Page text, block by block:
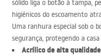
sólido liga o botão à tampa,
higiénicos do escoamento
Uma ranhura especial sob o
segurança, protegendo a
Acrílico de alta